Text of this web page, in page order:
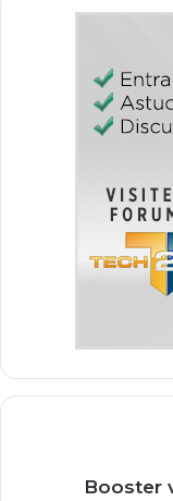
Booster